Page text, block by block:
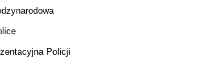
Policji